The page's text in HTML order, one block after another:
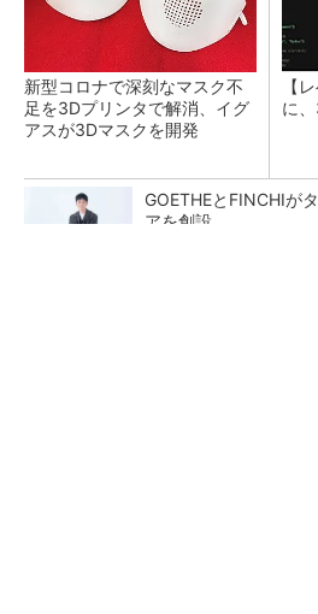
新型コロナで深刻なマスク不
足を3Dプリンタで解消、イグ
アスが3Dマスクを開発
【
に
GOETHEとFINCHIが
アを創設